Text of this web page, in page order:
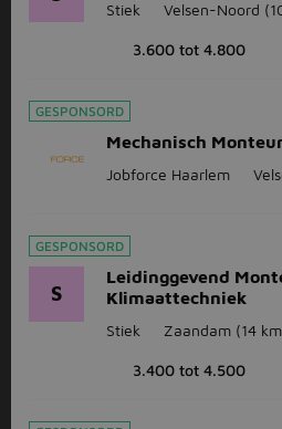
Stiek Velsen-Noord
3.600 tot 4.800
GESPONSORD
Mechanisch
Jobforce Haarlem
GESPONSORD
S
Leidinggevend
Klimaattechniek
Stiek Zaandam (14
3.400 tot 4.500